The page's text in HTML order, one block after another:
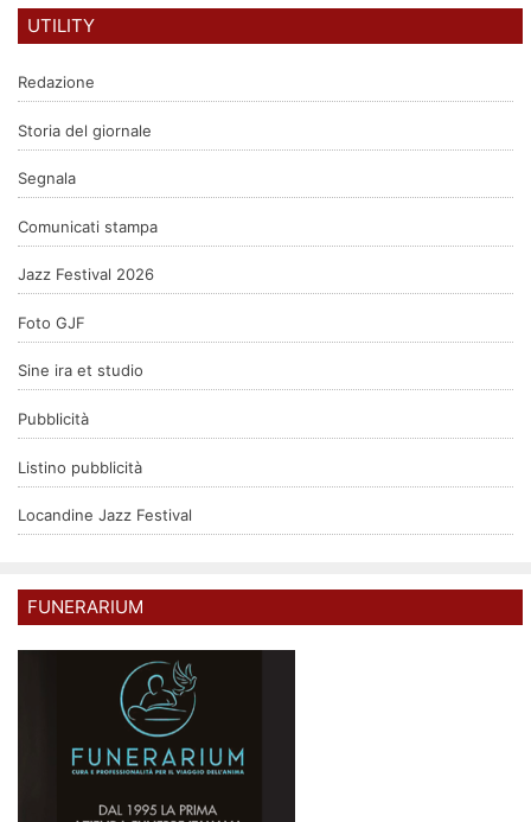
UTILITY
Redazione
Storia del giornale
Segnala
Comunicati stampa
Jazz Festival 2026
Foto GJF
Sine ira et studio
Pubblicità
Listino pubblicità
Locandine Jazz Festival
FUNERARIUM